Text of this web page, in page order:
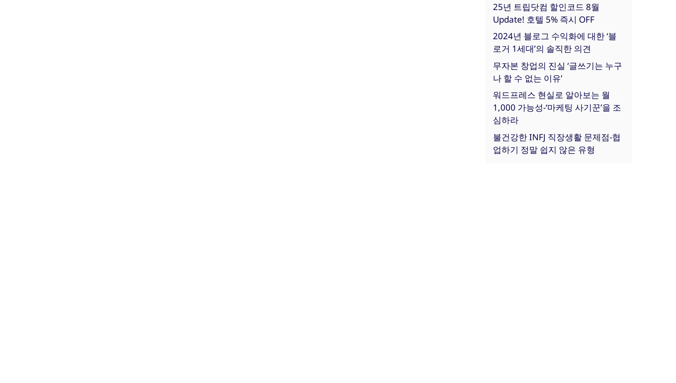
25년 트립닷컴 할인코드 8월
Update! 호텔 5% 즉시 OFF
2024년 블로그 수익화에 대한 ‘블
로거 1세대’의 솔직한 의견
무자본 창업의 진실 ‘글쓰기는 누구
나 할 수 없는 이유’
워드프레스 현실로 알아보는 월
1,000 가능성-‘마케팅 사기꾼’을 조
심하라
불건강한 INFJ 직장생활 문제점-협
업하기 정말 쉽지 않은 유형